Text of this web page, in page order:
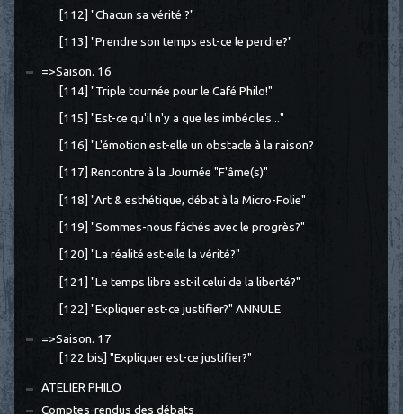
[112] "Chacun sa vérité ?"
[113] "Prendre son temps est-ce le perdre?"
=>Saison. 16
[114] "Triple tournée pour le Café Philo!"
[115] "Est-ce qu'il n'y a que les imbéciles..."
[116] "L'émotion est-elle un obstacle à la raison?
[117] Rencontre à la Journée "F'âme(s)"
[118] "Art & esthétique, débat à la Micro-Folie"
[119] "Sommes-nous fâchés avec le progrès?"
[120] "La réalité est-elle la vérité?"
[121] "Le temps libre est-il celui de la liberté?"
[122] "Expliquer est-ce justifier?" ANNULE
=>Saison. 17
[122 bis] "Expliquer est-ce justifier?"
ATELIER PHILO
Comptes-rendus des débats